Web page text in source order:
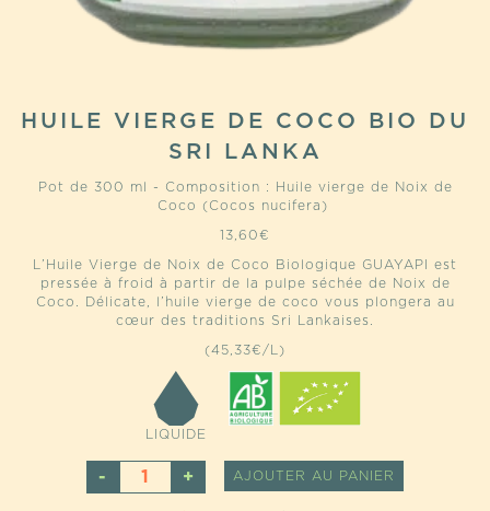
HUILE VIERGE DE COCO BIO DU
SRI LANKA
Pot de 300 ml - Composition : Huile vierge de Noix de
Coco (Cocos nucifera)
13,60€
L’Huile Vierge de Noix de Coco Biologique GUAYAPI est
pressée à froid à partir de la pulpe séchée de Noix de
Coco. Délicate, l’huile vierge de coco vous plongera au
cœur des traditions Sri Lankaises.
(45,33€/L)
LIQUIDE
QUANTITÉ
AJOUTER AU PANIER